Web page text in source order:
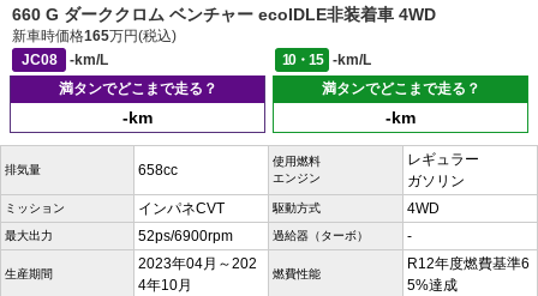
660 G ダーククロム ベンチャー ecoIDLE非装着車 4WD
新車時価格165万円(税込)
JC08
-km/L 10・15
-km/L
満タンでどこまで走る？
-km
満タンでどこまで走る？
-km
排気量 658cc
使用燃料
エンジン
レギュラー
ガソリン
ミッション インパネCVT 駆動方式 4WD
最大出力 52ps/6900rpm 過給器（ターボ） -
生産期間
2023年04月～202
4年10月
燃費性能
R12年度燃費基準6
5%達成